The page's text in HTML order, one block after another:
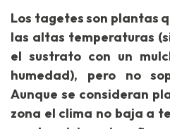
Los tagetes son plantas
las altas temperaturas
el sustrato con un
humedad), pero no
Aunque se consideran
zona el clima no baja a